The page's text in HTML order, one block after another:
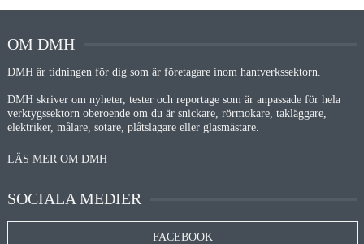
OM DMH
DMH är tidningen för dig som är företagare inom hantverkssektorn.
DMH skriver om nyheter, tester och reportage som är anpassade för hela
verktygssektorn oberoende om du är snickare, rörmokare, takläggare,
elektriker, målare, sotare, plåtslagare eller glasmästare.
LÄS MER OM DMH
SOCIALA MEDIER
FACEBOOK